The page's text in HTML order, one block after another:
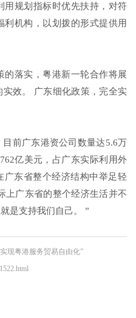
用规划指标时优先扶持，对符
机构，以划拨的形式提供用
的落实，粤港新一轮合作将展
效。 广东细化政策，完全实
前广东港资公司数量达5.6万
亿美元，占广东实际利用外
广东省整个经济结构中举足轻
上广东省的整个经济生活并不
是支持我们自己。 ”
现粤港服务贸易自由化”